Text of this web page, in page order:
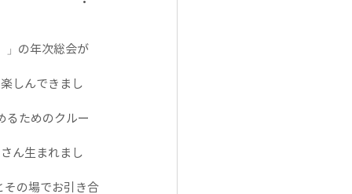
」の年次総会が
しんできまし
るためのクルー
ん生まれまし
その場でお引き合